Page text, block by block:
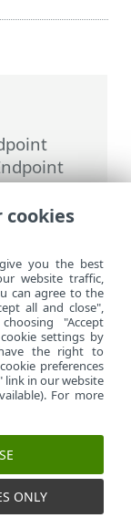
> Boîtes
de la
de bureau
cookies
you the best
website traffic,
can agree to the
all and close",
"Accept
settings by
the right to
preferences
link in our website
For more
ONLY